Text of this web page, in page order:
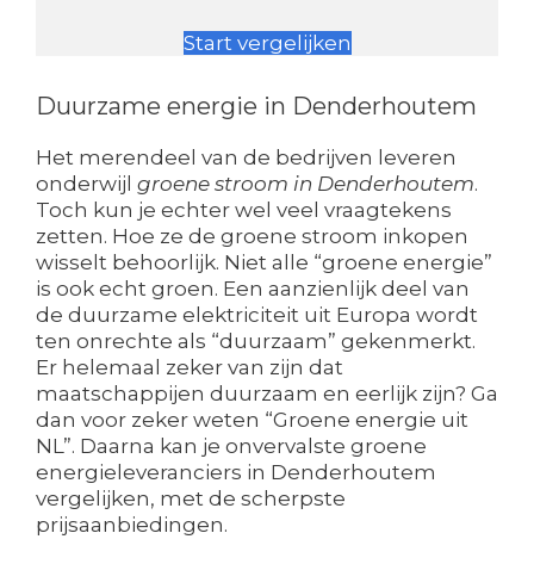
Start vergelijken
Duurzame energie in Denderhoutem
Het merendeel van de bedrijven leveren
onderwijl groene stroom in Denderhoutem.
Toch kun je echter wel veel vraagtekens
zetten. Hoe ze de groene stroom inkopen
wisselt behoorlijk. Niet alle “groene energie”
is ook echt groen. Een aanzienlijk deel van
de duurzame elektriciteit uit Europa wordt
ten onrechte als “duurzaam” gekenmerkt.
Er helemaal zeker van zijn dat
maatschappijen duurzaam en eerlijk zijn? Ga
dan voor zeker weten “Groene energie uit
NL”. Daarna kan je onvervalste groene
energieleveranciers in Denderhoutem
vergelijken, met de scherpste
prijsaanbiedingen.